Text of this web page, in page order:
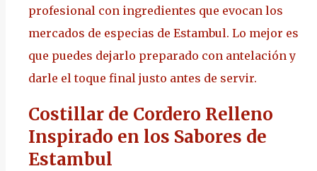
profesional con ingredientes que evocan los
mercados de especias de Estambul. Lo mejor es
que puedes dejarlo preparado con antelación y
darle el toque final justo antes de servir.
Costillar de Cordero Relleno
Inspirado en los Sabores de
Estambul